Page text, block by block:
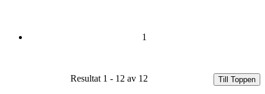
1
Resultat 1 - 12 av 12 Till Toppen